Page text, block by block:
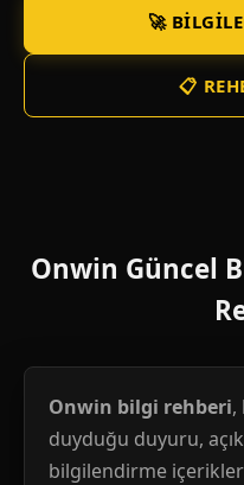
🚀
📋
Onwin Güncel
Onwin bilgi rehberi,
duyduğu duyuru,
bilgilendirme